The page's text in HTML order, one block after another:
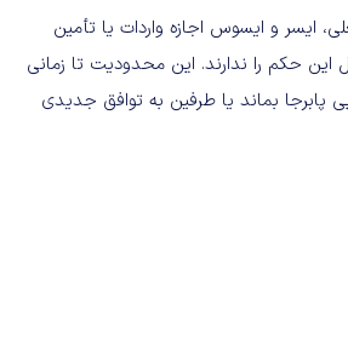
ایسر و ایسوس اجازه واردات یا تأمین
این حکم را ندارند. این محدودیت تا زمانی
پابرجا بماند یا طرفین به توافق جدیدی